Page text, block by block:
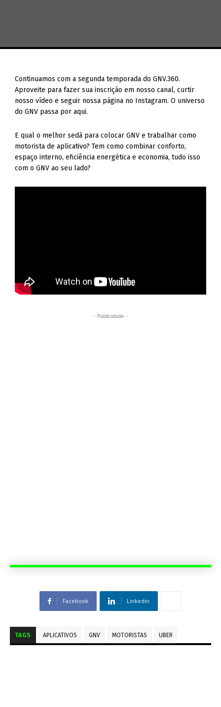
Continuamos com a segunda temporada do GNV.360.
Aproveite para fazer sua inscrição em nosso canal, curtir
nosso vídeo e seguir nossa página no Instagram. O universo
do GNV passa por aqui.
E qual o melhor sedã para colocar GNV e trabalhar como
motorista de aplicativo? Tem como combinar conforto,
espaço interno, eficiência energética e economia, tudo isso
com o GNV ao seu lado?
- Publicidade -
Facebook Linkedin
TAGS APLICATIVOS GNV MOTORISTAS UBER